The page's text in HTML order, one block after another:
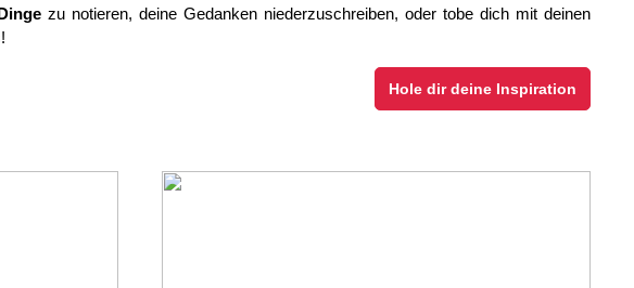
zu notieren, deine Gedanken niederzuschreiben, oder tobe dich mit deinen
Hole dir deine Inspiration